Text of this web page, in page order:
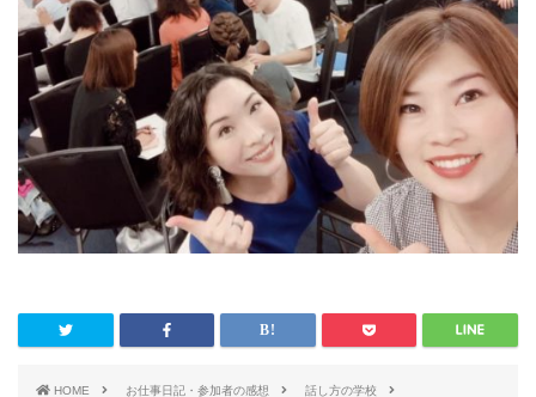
HOME お仕事日記・参加者の感想 話し方の学校